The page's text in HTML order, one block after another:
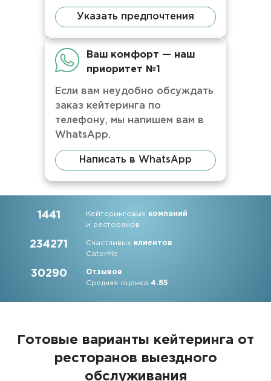
Указать предпочтения
Ваш комфорт — наш
приоритет №1
Если вам неудобно обсуждать
заказ кейтеринга по
телефону, мы напишем вам в
WhatsApp.
Написать в WhatsApp
1441 Кейтеринговых компаний
и ресторанов
234271 Счастливых клиентов
CaterMe
30290
Отзывов
Средняя оценка4.85
Готовые варианты кейтеринга от
ресторанов выездного
обслуживания